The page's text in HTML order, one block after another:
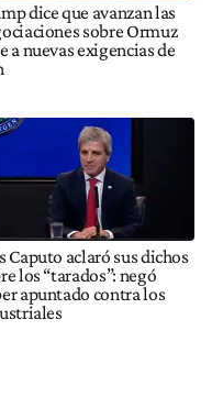
dice que avanzan las
sobre Ormuz
a nuevas exigencias de
Caputo aclaró sus dichos
los “tarados”: negó
apuntado contra los